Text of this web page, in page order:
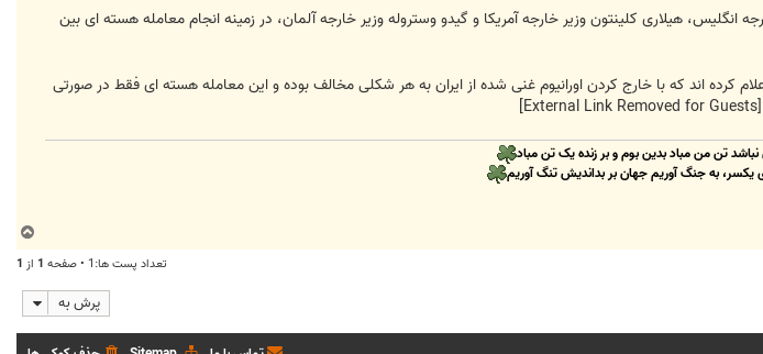
انگلیس، هیلاری کلینتون وزیر خارجه آمریکا و گیدو وستروله وزیر خارجه آلمان، در زمینه انجام معامله هسته ای بین
کرده اند که با خارج کردن اورانیوم غنی شده از ایران به هر شکلی مخالف بوده و این معامله هسته ای فقط در صورتی
[External Link Removed for Guests]
نباشد تن من مباد بدین بوم و بر زنده یک تن مباد
به جنگ آوریم جهان بر بداندیش تنگ آوریم
ا
تعداد پست ها:1 • صفحه 1 از 1
پرش به